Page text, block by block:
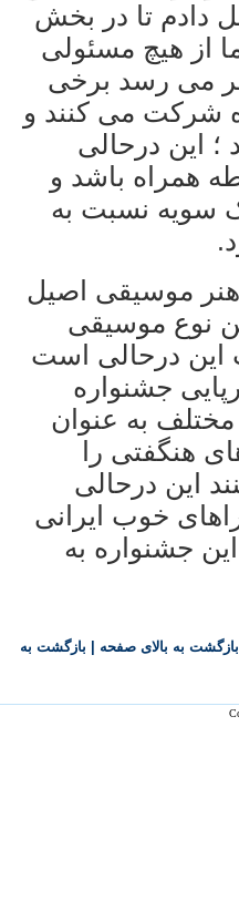
دادم تا در بخش
از هیچ مسئولی
می رسد برخی
شرکت می کنند و
این درحالی
همراه باشد و
سویه نسبت به
هنر موسیقی اصیل
نوع موسیقی
این درحالی است
جشنواره
به عنوان
هنگفتی را
این درحالی
خوب ایرانی
جشنواره به
بازگشت به بالای صفحه بازگشت به